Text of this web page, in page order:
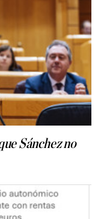
Sánchez no